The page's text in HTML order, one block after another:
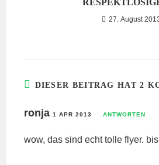
27. August
DIESER BEITRAG HAT 2
ronja1 APR 2013 ANTWORTEN
wow, das sind echt tolle flyer.